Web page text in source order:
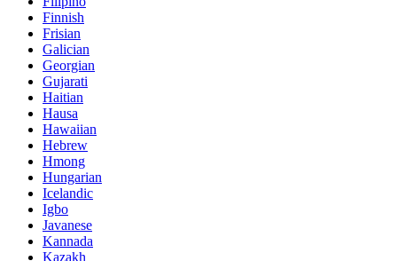
Finnish
Frisian
Galician
Georgian
Gujarati
Haitian
Hausa
Hawaiian
Hebrew
Hmong
Hungarian
Icelandic
Igbo
Javanese
Kannada
Kazakh